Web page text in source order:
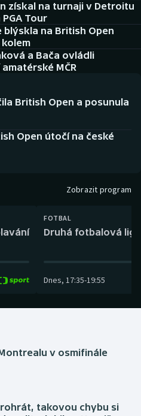
získal na turnaji v Detroitu
Tour
blýskla na British Open
a Bača ovládli
MČR
British Open a posunula
Open útočí na české
Zobrazit program
FOTBAL
Druhá fotbalová
Dnes, 17:35-19:55
v osmifinále
takovou chybu si